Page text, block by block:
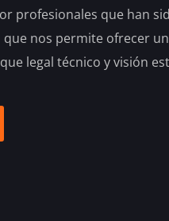
profesionales que han
que nos permite ofrecer
legal técnico y visión